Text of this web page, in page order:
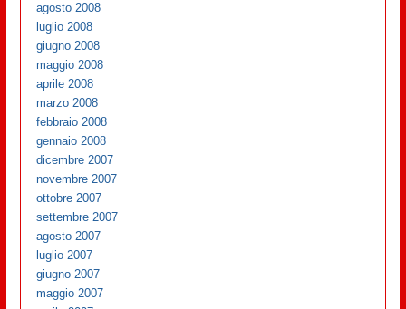
agosto 2008
luglio 2008
giugno 2008
maggio 2008
aprile 2008
marzo 2008
febbraio 2008
gennaio 2008
dicembre 2007
novembre 2007
ottobre 2007
settembre 2007
agosto 2007
luglio 2007
giugno 2007
maggio 2007